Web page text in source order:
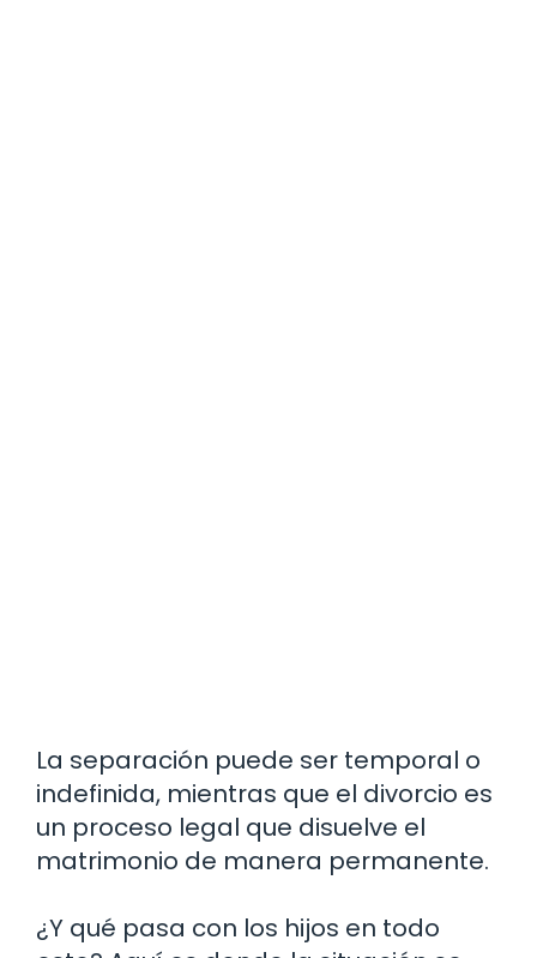
La separación puede ser temporal o
indefinida, mientras que el divorcio es
un proceso legal que disuelve el
matrimonio de manera permanente.
¿Y qué pasa con los hijos en todo